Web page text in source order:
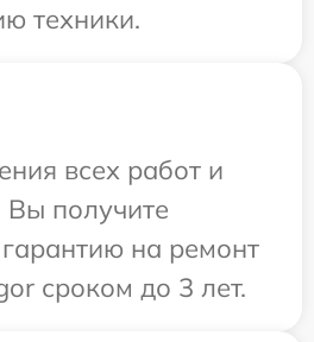
техники.
всех работ и
Вы получите
на ремонт
сроком до 3 лет.